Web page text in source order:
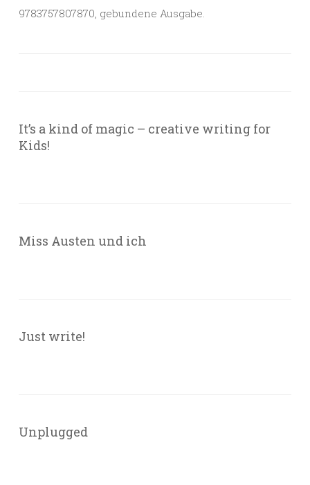
9783757807870, gebundene Ausgabe.
It’s a kind of magic – creative writing for
Kids!
Miss Austen und ich
Just write!
Unplugged